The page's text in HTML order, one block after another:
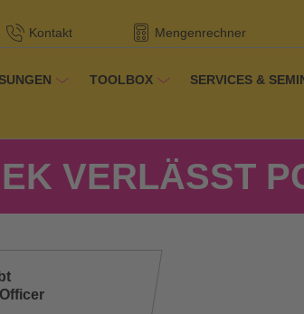
Kontakt Mengenrechner
TOOLBOX SERVICES &
VERLÄSST